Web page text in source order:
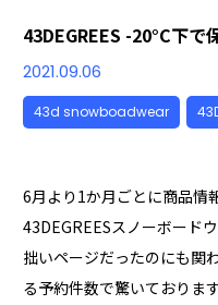
43DEGREES -20°C下で
2021.09.06
43d snowboadwear
6月より1か月ごとに商品情
43DEGREESスノーボードウ
拙いページだったのにも関
る予約件数で驚いておりま